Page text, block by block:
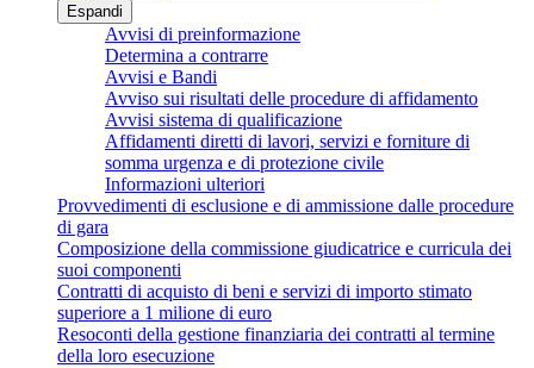
Espandi
Avvisi di preinformazione
Determina a contrarre
Avvisi e Bandi
Avviso sui risultati delle procedure di affidamento
Avvisi sistema di qualificazione
Affidamenti diretti di lavori, servizi e forniture di
somma urgenza e di protezione civile
Informazioni ulteriori
Provvedimenti di esclusione e di ammissione dalle procedure
di gara
Composizione della commissione giudicatrice e curricula dei
suoi componenti
Contratti di acquisto di beni e servizi di importo stimato
superiore a 1 milione di euro
Resoconti della gestione finanziaria dei contratti al termine
della loro esecuzione